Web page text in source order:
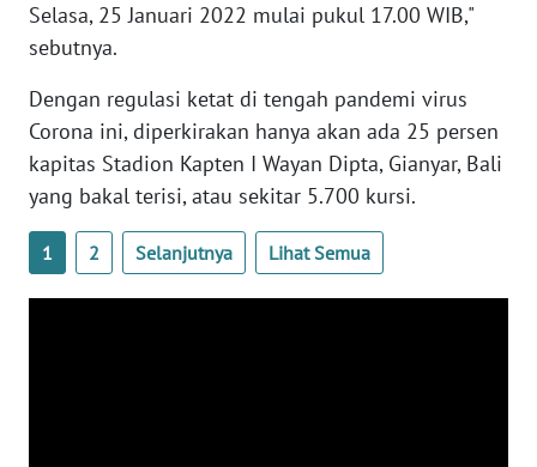
Selasa, 25 Januari 2022 mulai pukul 17.00 WIB,"
sebutnya.
Dengan regulasi ketat di tengah pandemi virus
Corona ini, diperkirakan hanya akan ada 25 persen
kapitas Stadion Kapten I Wayan Dipta, Gianyar, Bali
yang bakal terisi, atau sekitar 5.700 kursi.
1 2 Selanjutnya Lihat Semua
BERKAT
ANUGERAH
NEWS
AKHLAK
ID